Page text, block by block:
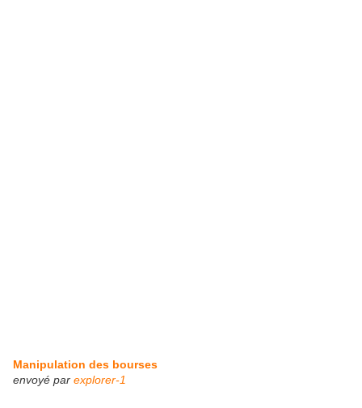
Manipulation des bourses
envoyé par explorer-1